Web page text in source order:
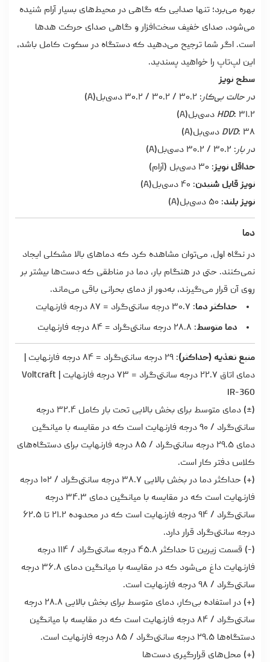
بهره می‌برد؛ تنها صدایی که گاهی در محیط‌های بسیار آرام شنیده
می‌شود، صدای خفیف سخت‌افزار و گاهی صدای حرکت هدها
است. اگر شما ترجیح می‌دهید که دستگاه در سکوت کامل باشد،
این لپ‌تاپ را خواهید پسندید.
سطح نویز
در حالت بی‌کار: ۳۰.۲ / ۳۰.۲ / ۳۰.۲ دسی‌بل(A)
HDD: ۳۱.۲ دسی‌بل(A)
DVD: ۳۸ دسی‌بل(A)
در بار: ۳۰.۲ / ۳۰.۲ دسی‌بل(A)
حداقل نویز: ۳۰ دسی‌بل (آرام)
نویز قابل شنیدن: ۴۰ دسی‌بل(A)
نویز بلند: ۵۰ دسی‌بل(A)
دما
در نگاه اول، می‌توان مشاهده کرد که دماهای بالا مشکلی ایجاد
نمی‌کنند. حتی در هنگام بار، دما در مناطقی که دست‌ها بیشتر بر
روی آن قرار می‌گیرند، به‌دور از دمای بحرانی باقی می‌ماند.
حداکثر دما: ۳۰.۷ درجه سانتی‌گراد = ۸۷ درجه فارنهایت
دما متوسط: ۲۸.۸ درجه سانتی‌گراد = ۸۴ درجه فارنهایت
منبع تغذیه (حداکثر)
: ۲۹ درجه سانتی‌گراد = ۸۴ درجه فارنهایت |
دمای اتاق ۲۲.۷ درجه سانتی‌گراد = ۷۳ درجه فارنهایت | Voltcraft
IR-360
(±) دمای متوسط برای بخش بالایی تحت بار کامل ۳۲.۴ درجه
سانتی‌گراد / ۹۰ درجه فارنهایت است که در مقایسه با میانگین
دمای ۲۹.۵ درجه سانتی‌گراد / ۸۵ درجه فارنهایت برای دستگاه‌های
کلاس دفتر کار است.
(+) حداکثر دما در بخش بالایی ۳۸.۷ درجه سانتی‌گراد / ۱۰۲ درجه
فارنهایت است که در مقایسه با میانگین دمای ۳۴.۳ درجه
سانتی‌گراد / ۹۴ درجه فارنهایت است که در محدوده ۲۱.۲ تا ۶۲.۵
درجه سانتی‌گراد قرار دارد.
(-) قسمت زیرین تا حداکثر ۴۵.۸ درجه سانتی‌گراد / ۱۱۴ درجه
فارنهایت داغ می‌شود که در مقایسه با میانگین دمای ۳۶.۸ درجه
سانتی‌گراد / ۹۸ درجه فارنهایت است.
(+) در استفاده بی‌کار، دمای متوسط برای بخش بالایی ۲۸.۸ درجه
سانتی‌گراد / ۸۴ درجه فارنهایت است که در مقایسه با میانگین
دستگاه‌ها ۲۹.۵ درجه سانتی‌گراد / ۸۵ درجه فارنهایت است.
(+) محل‌های قرارگیری دست‌ها